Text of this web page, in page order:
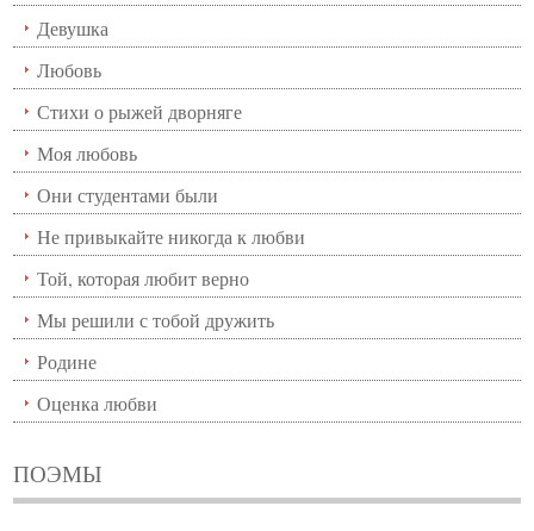
Девушка
Любовь
Стихи о рыжей дворняге
Моя любовь
Они студентами были
Не привыкайте никогда к любви
Той, которая любит верно
Мы решили с тобой дружить
Родине
Оценка любви
ПОЭМЫ